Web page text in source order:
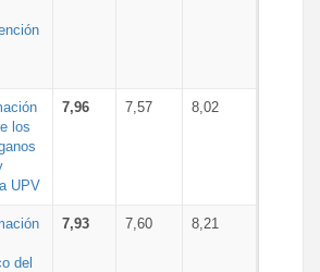
los
UPV
7,96 7,57 8,02
del
7,93 7,60 8,21